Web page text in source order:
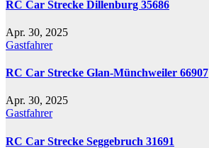
RC Car Strecke Dillenburg 35686
Apr. 30, 2025
Gastfahrer
RC Car Strecke Glan-Münchweiler 66907
Apr. 30, 2025
Gastfahrer
RC Car Strecke Seggebruch 31691